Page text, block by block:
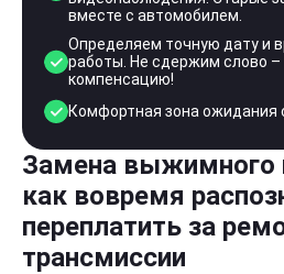
вместе с автомобилем.
Определяем точную дату и
работы. Не сдержим слово
компенсацию!
Комфортная зона ожидания
Замена выжимного
как вовремя
переплатить за
трансмиссии